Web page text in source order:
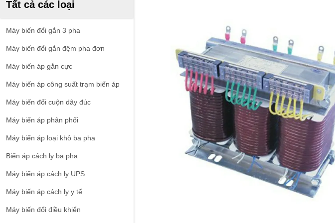
Tất cả các loại
Máy biến đổi gắn 3 pha
Máy biến đổi gắn đệm pha đơn
Máy biến áp gắn cực
Máy biến áp công suất trạm biến áp
Máy biến đổi cuộn dây đúc
Máy biến áp phân phối
Máy biến áp loại khô ba pha
Biến áp cách ly ba pha
Máy biến áp cách ly UPS
Máy biến áp cách ly y tế
Máy biến đổi điều khiển